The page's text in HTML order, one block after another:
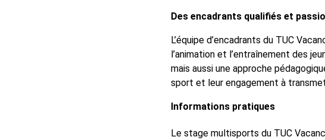
Des encadrants qualifiés et
L’équipe d’encadrants du TUC
l’animation et l’entraînement des
mais aussi une approche
sport et leur engagement à
Informations pratiques
Le stage multisports du TUC